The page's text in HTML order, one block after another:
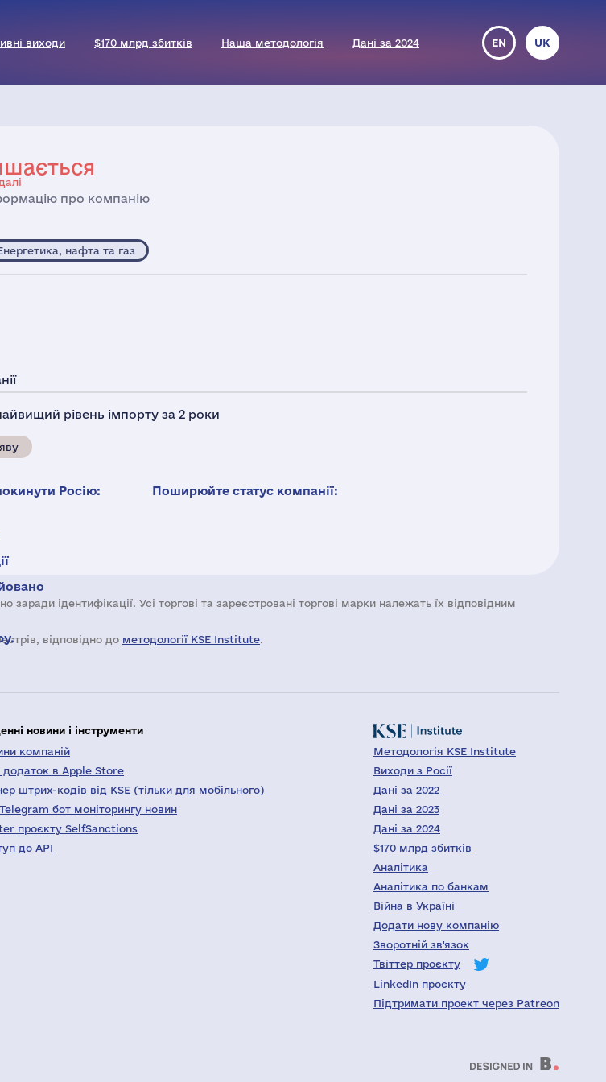
виходи $170 млрд збитків Наша методологія Дані за 2024 EN UK
про компанію
нафта та газ
рівень імпорту за 2 роки
Росію: Поширюйте статус компанії:
ідентифікації. Усі торгові та зареєстровані торгові марки належать їх відповідним
відповідно до методології KSE Institute.
новини і інструменти
компаній
в Apple Store
штрих-кодів від KSE (тільки для мобільного)
Telegram бот моніторингу новин
проєкту SelfSanctions
до API
Методологія KSE Institute
Виходи з Росії
Дані за 2022
Дані за 2023
Дані за 2024
$170 млрд збитків
Аналітика
Аналітика по банкам
Війна в Україні
Додати нову компанію
Зворотній зв'язок
Твіттер проєкту
LinkedIn проєкту
Підтримати проект через Patreon